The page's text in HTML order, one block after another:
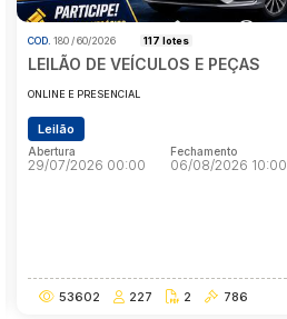
COD. 180 / 60/2026 117 lotes
LEILÃO DE VEÍCULOS E PEÇAS
ONLINE E PRESENCIAL
Leilão
Abertura
29/07/2026 00:00
Fechamento
06/08/2026 10:00
53602 227 2 786